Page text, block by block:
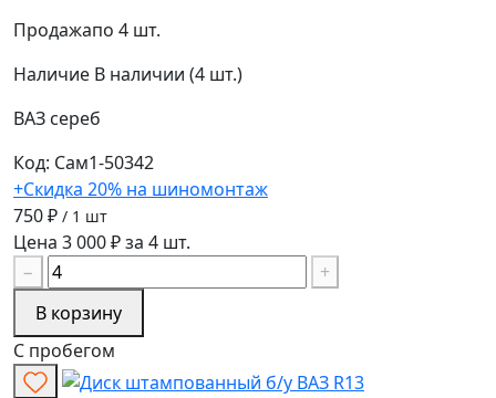
Продажапо 4 шт.
Наличие В наличии (4 шт.)
ВАЗ сереб
Код: Сам1-50342
+Скидка 20% на шиномонтаж
750 ₽ / 1 шт
Цена 3 000 ₽ за 4 шт.
−
+
В корзину
С пробегом